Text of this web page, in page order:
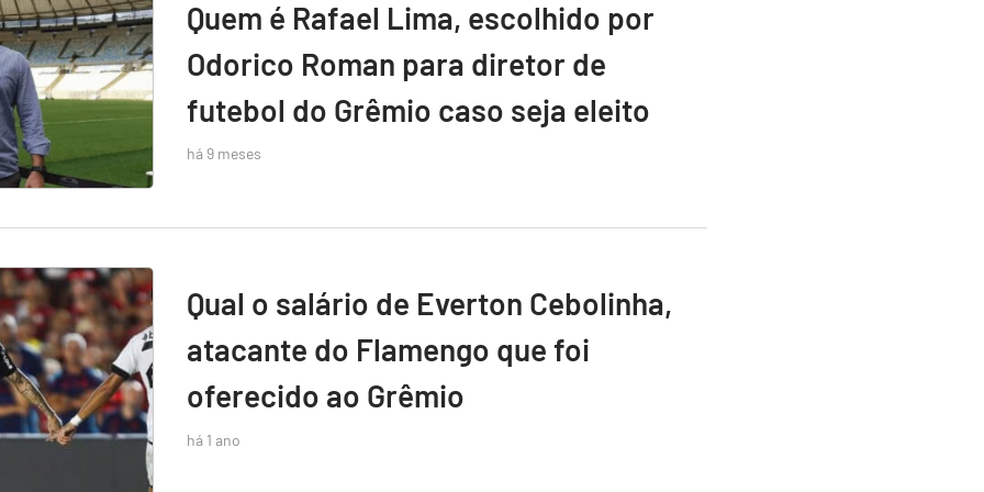
Quem é Rafael Lima, escolhido por
Odorico Roman para diretor de
futebol do Grêmio caso seja eleito
há 9 meses
Qual o salário de Everton Cebolinha,
atacante do Flamengo que foi
oferecido ao Grêmio
há 1 ano